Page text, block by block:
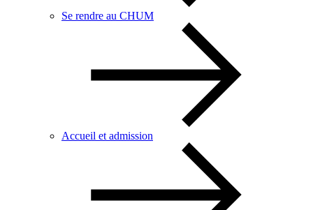
Se rendre au CHUM
Accueil et admission